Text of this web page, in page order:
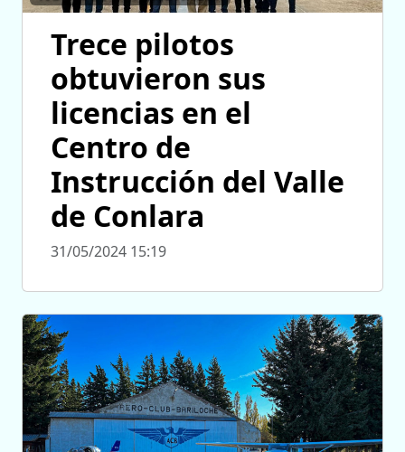
Trece pilotos
obtuvieron sus
licencias en el
Centro de
Instrucción del Valle
de Conlara
31/05/2024 15:19